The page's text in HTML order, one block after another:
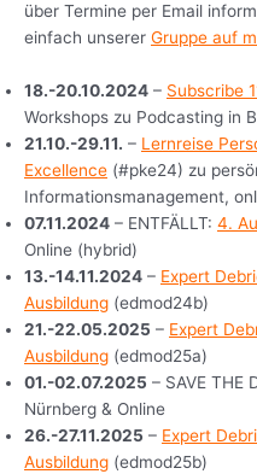
über Termine per Email
einfach unserer Gruppe auf
18.-20.10.2024 – Subscribe
Workshops zu Podcasting in
21.10.-29.11. – Lernreise
Excellence (#pke24) zu
Informationsmanagement,
07.11.2024 – ENTFÄLLT: 4.
Online (hybrid)
13.-14.11.2024 – Expert
Ausbildung (edmod24b)
21.-22.05.2025 – Expert
Ausbildung (edmod25a)
01.-02.07.2025 – SAVE THE
Nürnberg & Online
26.-27.11.2025 – Expert
Ausbildung (edmod25b)